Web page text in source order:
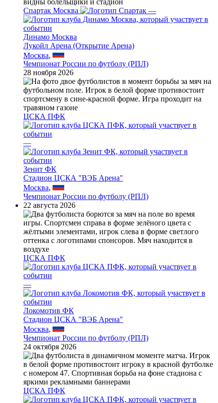
Спартак Москва —
Динамо Москва
Лукойл Арена (Открытие Арена)
Москва,
Чемпионат России по футболу (РПЛ)
28 ноября 2026
ЦСКА ПФК
—
Зенит ФК
Стадион ЦСКА "ВЭБ Арена"
Москва,
Чемпионат России по футболу (РПЛ)
22 августа 2026
ЦСКА ПФК
—
Локомотив ФК
Стадион ЦСКА "ВЭБ Арена"
Москва,
Чемпионат России по футболу (РПЛ)
24 октября 2026
ЦСКА ПФК